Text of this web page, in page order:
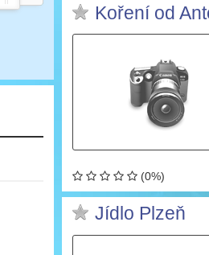
Koření od
(0%)
Jídlo Plzeň